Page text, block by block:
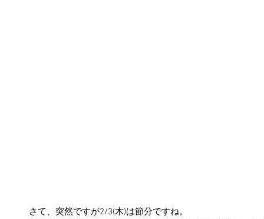
さて、突然ですが2/3(木)は節分ですね。